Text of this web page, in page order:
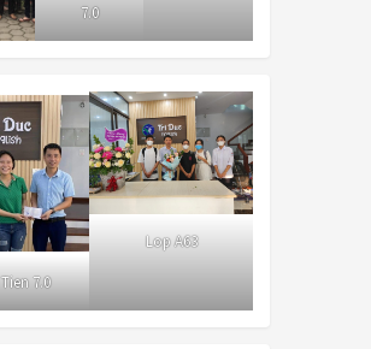
7.0
7.0
Lop A63